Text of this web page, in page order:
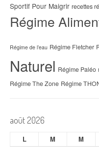
Sportif Pour Maigrir recettes
Régime
Régime de l’eau Régime Fletcher
Naturel Régime Paléo
Régime The Zone Régime
août 2026
L M M